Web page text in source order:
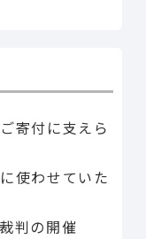
寄付に支えら
使わせていた
判の開催